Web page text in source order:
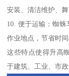
安装、清洁维护、
10. 便于运输：蜘
作业地点，节省时间
这些特点使得升高
于建筑、工业、市政